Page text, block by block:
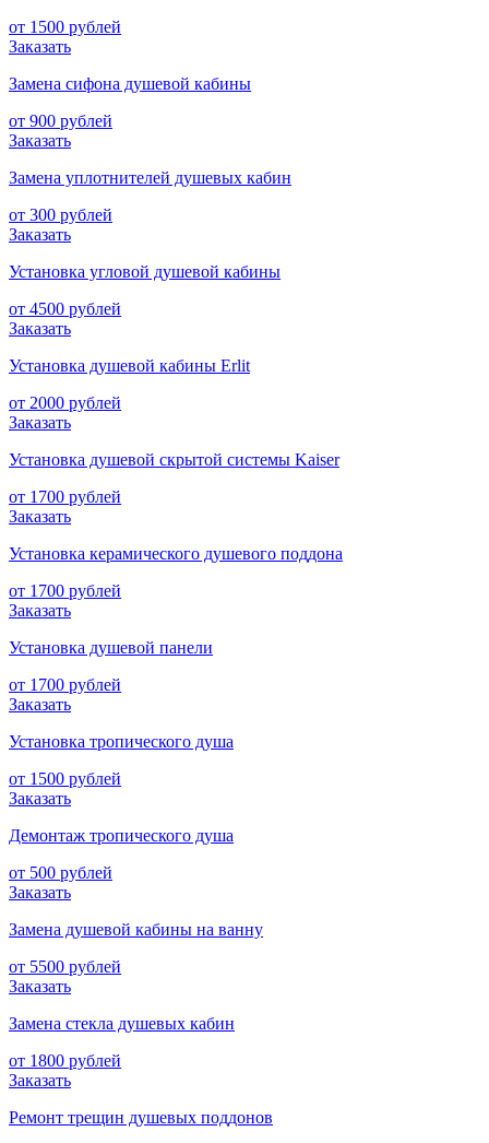
от 1500 рублей
Заказать
Замена сифона душевой кабины
от 900 рублей
Заказать
Замена уплотнителей душевых кабин
от 300 рублей
Заказать
Установка угловой душевой кабины
от 4500 рублей
Заказать
Установка душевой кабины Erlit
от 2000 рублей
Заказать
Установка душевой скрытой системы Kaiser
от 1700 рублей
Заказать
Установка керамического душевого поддона
от 1700 рублей
Заказать
Установка душевой панели
от 1700 рублей
Заказать
Установка тропического душа
от 1500 рублей
Заказать
Демонтаж тропического душа
от 500 рублей
Заказать
Замена душевой кабины на ванну
от 5500 рублей
Заказать
Замена стекла душевых кабин
от 1800 рублей
Заказать
Ремонт трещин душевых поддонов